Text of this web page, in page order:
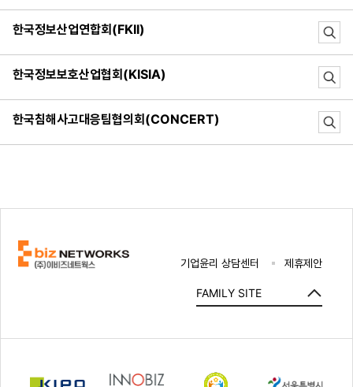
한국정보산업연합회(FKII)
한국정보보호산업협회(KISIA)
한국침해사고대응팀협의회(CONCERT)
기업윤리 상담센터 제휴제안
FAMILY SITE